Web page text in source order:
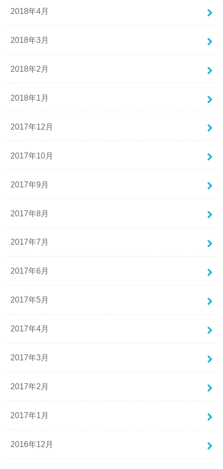
2018年4月
2018年3月
2018年2月
2018年1月
2017年12月
2017年10月
2017年9月
2017年8月
2017年7月
2017年6月
2017年5月
2017年4月
2017年3月
2017年2月
2017年1月
2016年12月